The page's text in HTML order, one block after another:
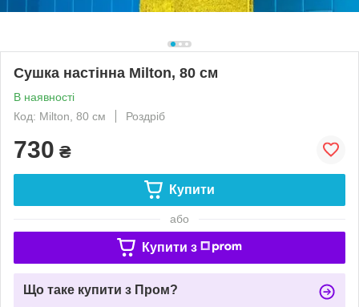
Сушка настінна Milton, 80 см
В наявності
Код: Milton, 80 см
Роздріб
730 ₴
Купити
або
Купити з
Що таке купити з Пром?